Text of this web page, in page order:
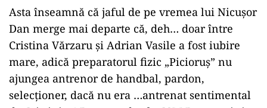
CSM București, ceea ce a picat mănușă sforarilor
de la acest club. Așa că tripleta de sforari de la
CSM București, Răzvan Socolovici- Cristina
Vărzaru- Iulian Pâslaru, a decis să-l readucă
antrenor pe Adrian Vasile, cel care a ratat de
cinci ori intrarea în Final Four-ul Ligii